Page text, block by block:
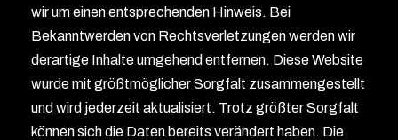
wir um einen entsprechenden Hinweis. Bei
Bekanntwerden von Rechtsverletzungen werden wir
derartige Inhalte umgehend entfernen. Diese Website
wurde mit größtmöglicher Sorgfalt zusammengestellt
und wird jederzeit aktualisiert. Trotz größter Sorgfalt
können sich die Daten bereits verändert haben. Die